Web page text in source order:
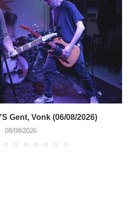
Gent, Vonk (06/08/2026)
08/08/2026